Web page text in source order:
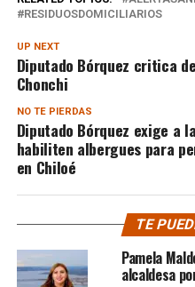
RESIDUOSDOMICILIARIOS
UP NEXT
Diputado Bórquez critica
Chonchi
NO TE PIERDAS
Diputado Bórquez exige a
habiliten albergues para
en Chiloé
TE
Pamela
alcaldesa